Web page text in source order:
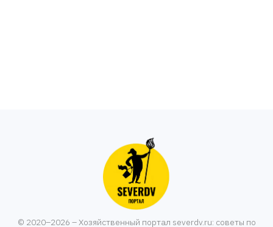
© 2020–2026 – Хозяйственный портал severdv.ru: советы по